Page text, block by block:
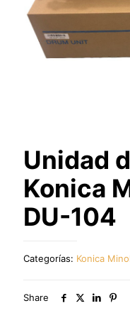
Unidad
Konica
DU-104
Categorías: Konica
Share